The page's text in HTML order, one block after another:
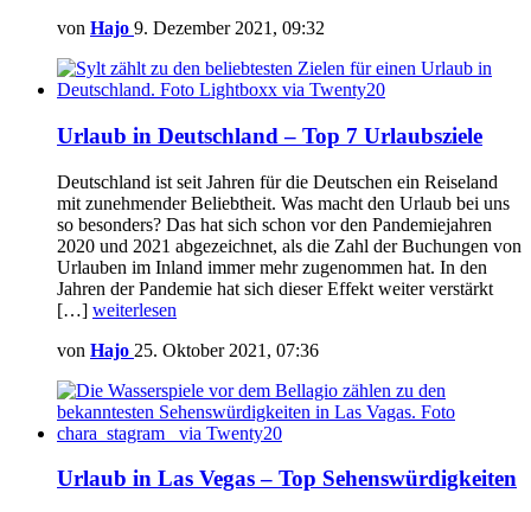
von Hajo 9. Dezember 2021, 09:32
Urlaub in Deutschland – Top 7 Urlaubsziele
Deutschland ist seit Jahren für die Deutschen ein Reiseland
mit zunehmender Beliebtheit. Was macht den Urlaub bei uns
so besonders? Das hat sich schon vor den Pandemiejahren
2020 und 2021 abgezeichnet, als die Zahl der Buchungen von
Urlauben im Inland immer mehr zugenommen hat. In den
Jahren der Pandemie hat sich dieser Effekt weiter verstärkt
[…] weiterlesen
von Hajo 25. Oktober 2021, 07:36
Urlaub in Las Vegas – Top Sehenswürdigkeiten